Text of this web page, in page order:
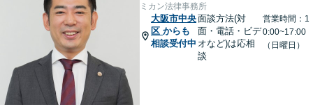
ミカン法律事務所
大阪市中央
区 からも
相談受付中
面談方法(対
面・電話・ビデ
オなど)は応相
談
営業時間：1
0:00~17:00
（日曜日）